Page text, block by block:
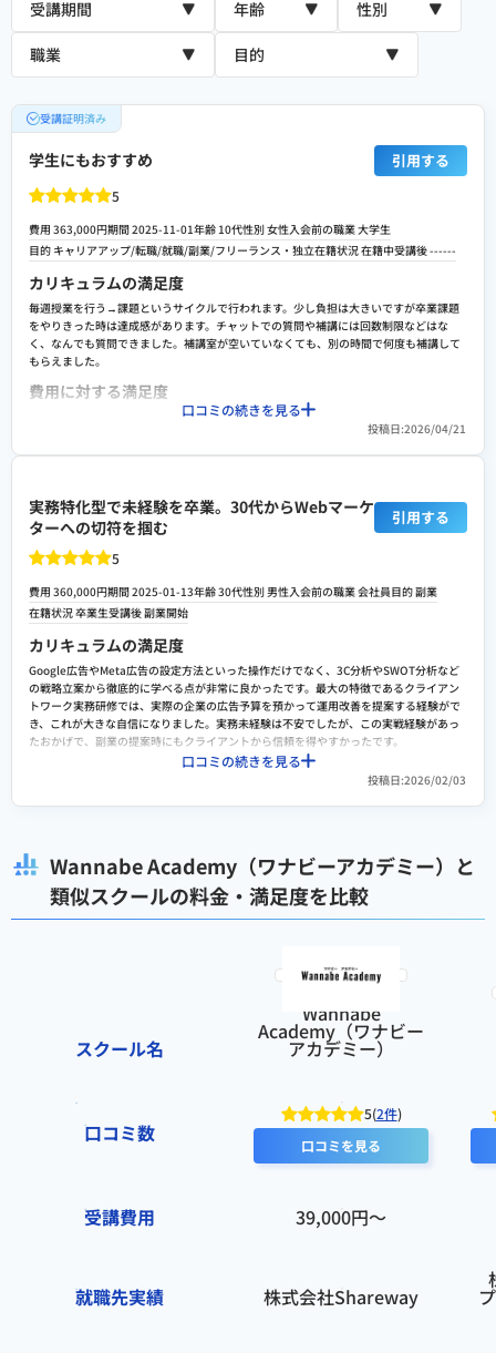
受講証明済み
学生にもおすすめ 引用する
5
費用 363,000円期間 2025-11-01年齢 10代性別 女性入会前の職業 大学生
目的 キャリアアップ/転職/就職/副業/フリーランス・独立在籍状況 在籍中受講後------
カリキュラムの満足度
毎週授業を行う→課題というサイクルで行われます。少し負担は大きいですが卒業課題
をやりきった時は達成感があります。チャットでの質問や補講には回数制限などはな
く、なんでも質問できました。補講室が空いていなくても、別の時間で何度も補講して
もらえました。
費用に対する満足度
費用は決して安くは無いですが、マーケティングスクールの中では平均といった印象で
す。また、リスキリング制度を利用することができれば半額または全額キャッシュバッ
クも可能でした。その場合広告の運用費用は自己負担となりました。
キャリアサポートの面談も回数制限等なく可能で、案件も定期的に配信されている印象
です。クライアントワークに参加することもできるので卒業後すぐに必要なスキルが身
介等があります。
スクールへの改善ポイント
特に不満、デメリット等はありません。強いて言うなら課題が多いのでプライベートと
経験がどんどんついて行くように思いました。授業日に都合がつかなくてもアーカイブ
動画などもあります。
検討者向けにおすすめポイント
全体を通して大満足です。上手く進められなくても、休学や延長サポート等もあるので
確実に進められます。授業外の補講や補講室以外の時間でも補講をしていただけたのが
口コミの続きを見る
投稿日:2026/04/21
実務特化型で未経験を卒業。30代からWebマーケ
ターへの切符を掴む
引用する
5
費用 360,000円期間 2025-01-13年齢 30代性別 男性入会前の職業 会社員目的副業
在籍状況 卒業生受講後副業開始
カリキュラムの満足度
Google広告やMeta広告の設定方法といった操作だけでなく、3C分析やSWOT分析など
の戦略立案から徹底的に学べる点が非常に良かったです。最大の特徴であるクライアン
トワーク実務研修では、実際の企業の広告予算を預かって運用改善を提案する経験がで
き、これが大きな自信になりました。実務未経験は不安でしたが、この実戦経験があっ
たおかげで、副業の提案時にもクライアントから信頼を得やすかったです。
かりました。
転職や就職/副業・独立サポートの満足度
案件紹介の質が非常に高いです。提携先企業の案件に挑戦できるだけでなく、副業とし
ライブ授業が週1回決まった時間にあるため、どうしても急な仕事などで出席できないこ
とがありました。録画視聴も可能ですが、やはりリアルタイムの質疑応答に価値がある
ただ知識を得るだけでなく、実際に仕事ができるようになりたいという方に、間違いな
く1番の選択肢です。少人数制で講師との距離も近いため、仕事と家庭を両立させながら
口コミの続きを見る
投稿日:2026/02/03
Wannabe Academy（ワナビーアカデミー）と
類似スクールの料金・満足度を比較
スクール名
Wannabe
Academy（ワナビー
アカデミー）
口コミ数
5(2件)
口コミを見る
受講費用 39,000円〜
就職先実績 株式会社Shareway